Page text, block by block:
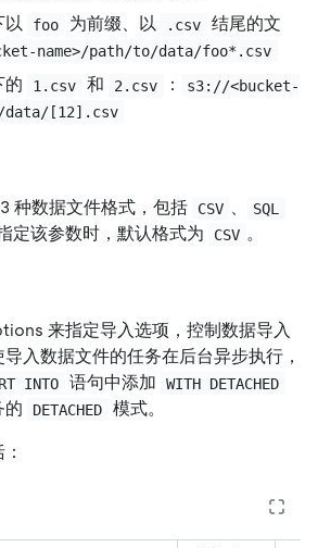
以 foo 为前缀、以 .csv
结尾的文
name>/path/to/data/foo*.csv
的 1.csv 和 2.csv ：
s3://<bucket-
data/[12].csv
种数据文件格式，包括 CSV 、 SQL
定该参数时，默认格式为 CSV 。
来指定导入选项，控制数据导入
入数据文件的任务在后台异步执行，
INTO 语句中添加 WITH DETACHED
的 DETACHED 模式。